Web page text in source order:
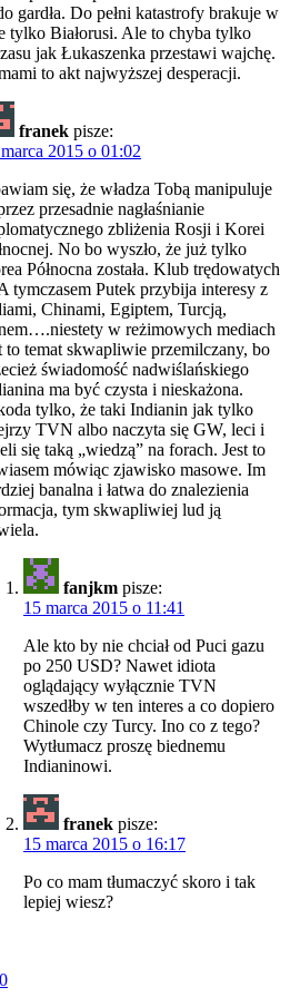
gardła. Do pełni katastrofy brakuje w
tylko Białorusi. Ale to chyba tylko
jak Łukaszenka przestawi wajchę.
to akt najwyższej desperacji.
franek pisze:
2015 o 01:02
się, że władza Tobą manipuluje
przesadnie nagłaśnianie
zbliżenia Rosji i Korei
No bo wyszło, że już tylko
Północna została. Klub trędowatych
tymczasem Putek przybija interesy z
Chinami, Egiptem, Turcją,
w reżimowych mediach
to temat skwapliwie przemilczany, bo
świadomość nadwiślańskiego
ma być czysta i nieskażona.
tylko, że taki Indianin jak tylko
TVN albo naczyta się GW, leci i
się taką „wiedzą” na forach. Jest to
mówiąc zjawisko masowe. Im
banalna i łatwa do znalezienia
tym skwapliwiej lud ją
fanjkm pisze:
15 marca 2015 o 11:41
Ale kto by nie chciał od Puci gazu
po 250 USD? Nawet idiota
oglądający wyłącznie TVN
wszedłby w ten interes a co dopiero
Chinole czy Turcy. Ino co z tego?
Wytłumacz proszę biednemu
Indianinowi.
franek pisze:
15 marca 2015 o 16:17
Po co mam tłumaczyć skoro i tak
lepiej wiesz?